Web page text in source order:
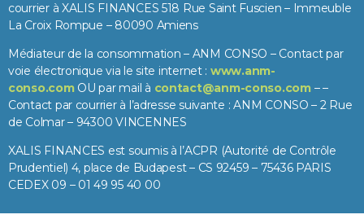
courrier à XALIS FINANCES 518 Rue Saint Fuscien – Immeuble
La Croix Rompue – 80090 Amiens
Médiateur de la consommation – ANM CONSO – Contact par
voie électronique via le site internet : www.anm-
conso.comOU par mail à contact@anm-conso.com– –
Contact par courrier à l’adresse suivante : ANM CONSO – 2 Rue
de Colmar – 94300 VINCENNES
XALIS FINANCES est soumis à l’ACPR (Autorité de Contrôle
Prudentiel) 4, place de Budapest – CS 92459 – 75436 PARIS
CEDEX 09 – 01 49 95 40 00